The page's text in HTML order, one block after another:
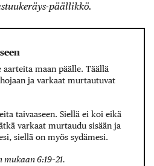
päällikkö.
maan päälle. Täällä
ja varkaat murtautuvat
taivaaseen. Siellä ei koi eikä
varkaat murtaudu sisään ja
siellä on myös sydämesi.
6:19–21.